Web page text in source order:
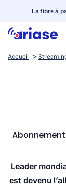
La fibre à
Box internet
Streaming
Accueil
Leader
est devenu